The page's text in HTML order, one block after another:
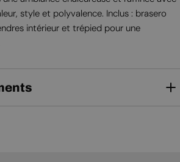
style et polyvalence. Inclus : brasero
intérieur et trépied pour une